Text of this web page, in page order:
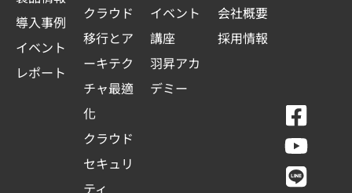
導入事例
イベント
レポート
クラウド
移行とア
ーキテク
チャ最適
化
クラウド
セキュリ
ティ
イベント
講座
羽昇アカ
デミー
会社概要
採用情報
F
a
c
e
Y
o
u
t
L
i
n
e
L
i
n
k